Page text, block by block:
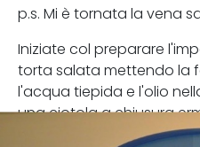
p.s. Mi è tornata la vena
Iniziate col preparare
torta salata mettendo la
l'acqua tiepida e l'olio
una ciotola a chiusura